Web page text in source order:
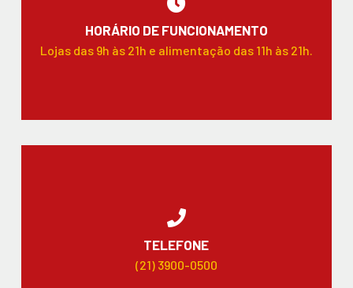
HORÁRIO DE FUNCIONAMENTO
Lojas das 9h às 21h e alimentação das 11h às 21h.
TELEFONE
(21) 3900-0500